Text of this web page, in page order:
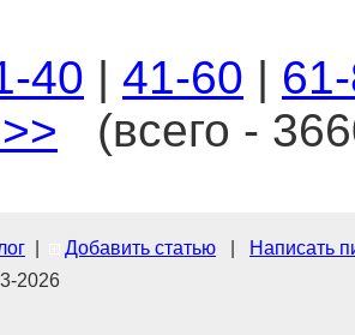
40 | 41-60 |
(всего -
Добавить статью
Написать
2026